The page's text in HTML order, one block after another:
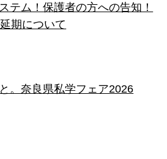
テム！保護者の方への告知！
期について
。奈良県私学フェア2026